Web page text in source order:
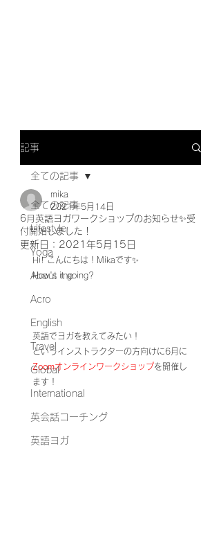
記事
全ての記事
Lifestyle
Yoga
About me
Acro
English
Travel
Global
International
英会話コーチング
英語ヨガ
全ての記事
6月英語ヨガワークショップのお知らせ✨受
付開始しました！
mika
2021年5月14日
更新日： 2021年5月15日
Hi! こんにちは！Mikaです✨
How's it going?
英語でヨガを教えてみたい！
というインストラクターの方向けに6月に
Zoomオンラインワークショップを開催し
ます！